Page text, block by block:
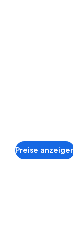
mit weißen
Preise
mit zwei